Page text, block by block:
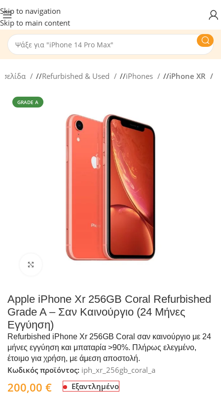
Skip to navigation
Skip to main content
/ Refurbished & Used / iPhones / iPhone XR
GRADE A
Apple iPhone Xr 256GB Coral Refurbished
Grade A – Σαν Καινούργιο (24 Μήνες
Εγγύηση)
Refurbished iPhone Xr 256GB Coral σαν καινούργιο με 24
μήνες εγγύηση και μπαταρία >90%. Πλήρως ελεγμένο,
έτοιμο για χρήση, με άμεση αποστολή.
Κωδικός προϊόντος: iph_xr_256gb_coral_a
200,00€
Εξαντλημένο